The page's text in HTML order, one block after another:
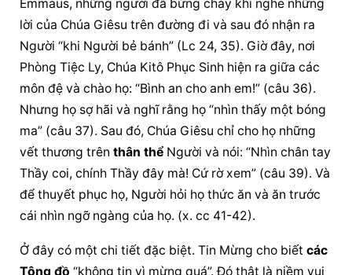
Emmaus, những người đã bừng cháy khi nghe những
lời của Chúa Giêsu trên đường đi và sau đó nhận ra
Người “khi Người bẻ bánh” (Lc 24, 35). Giờ đây, nơi
Phòng Tiệc Ly, Chúa Kitô Phục Sinh hiện ra giữa các
môn đệ và chào họ: “Bình an cho anh em!” (câu 36).
Nhưng họ sợ hãi và nghĩ rằng họ “nhìn thấy một bóng
ma” (câu 37). Sau đó, Chúa Giêsu chỉ cho họ những
vết thương trên thân thể Người và nói: “Nhìn chân tay
Thầy coi, chính Thầy đây mà! Cứ rờ xem” (câu 39). Và
để thuyết phục họ, Người hỏi họ thức ăn và ăn trước
cái nhìn ngỡ ngàng của họ. (x. cc 41-42).
Ở đây có một chi tiết đặc biệt. Tin Mừng cho biết
Tông đồ “không tin vì mừng quá”. Đó thật là niềm vui